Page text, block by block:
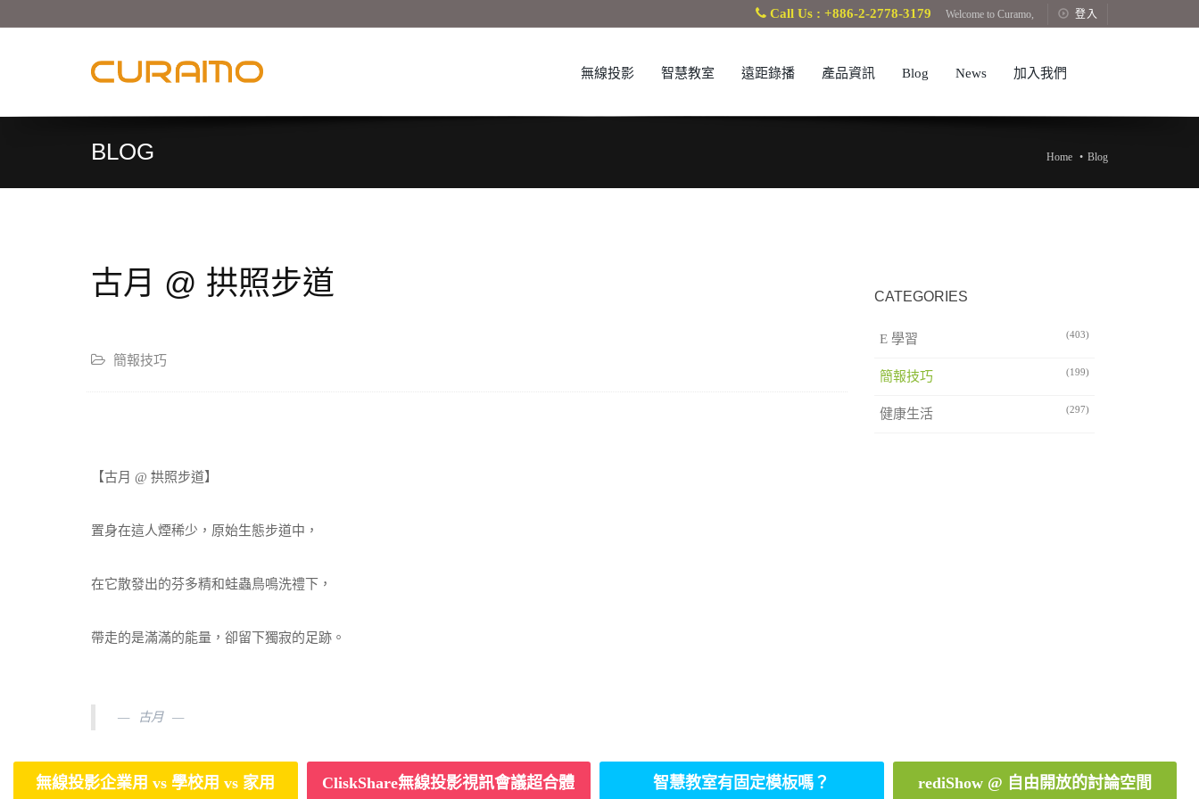
Call Us : +886-2-2778-3179 Welcome to Curamo, 登入
無線投影 智慧教室 遠距錄播 產品資訊 Blog News 加入我們
BLOG Home Blog
古月 @ 拱照步道
簡報技巧
【古月 @ 拱照步道】
置身在這人煙稀少，原始生態步道中，
在它散發出的芬多精和蛙蟲鳥鳴洗禮下，
帶走的是滿滿的能量，卻留下獨寂的足跡。
古月
CATEGORIES
(403)
E 學習
(199)
簡報技巧
(297)
健康生活
無線投影企業用 vs 學校用 vs 家用 CliskShare無線投影視訊會議超合體 智慧教室有固定模板嗎？ rediShow @ 自由開放的討論空間